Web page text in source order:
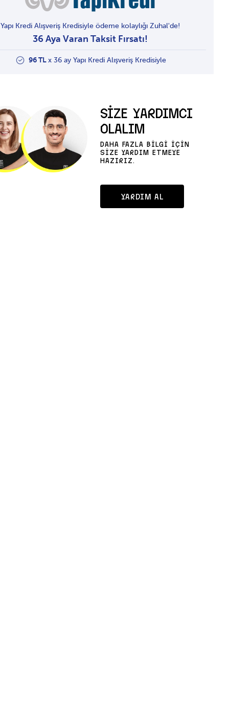
Yapı Kredi Alışveriş Kredisiyle ödeme kolaylığı Zuhal'de!
36 Aya Varan Taksit Fırsatı!
96 TLx 36 ay Yapı Kredi Alışveriş Kredisiyle
SİZE YARDIMCI
OLALIM
DAHA FAZLA BİLGİ İÇİN
SİZE YARDIM ETMEYE
HAZIRIZ.
YARDIM AL